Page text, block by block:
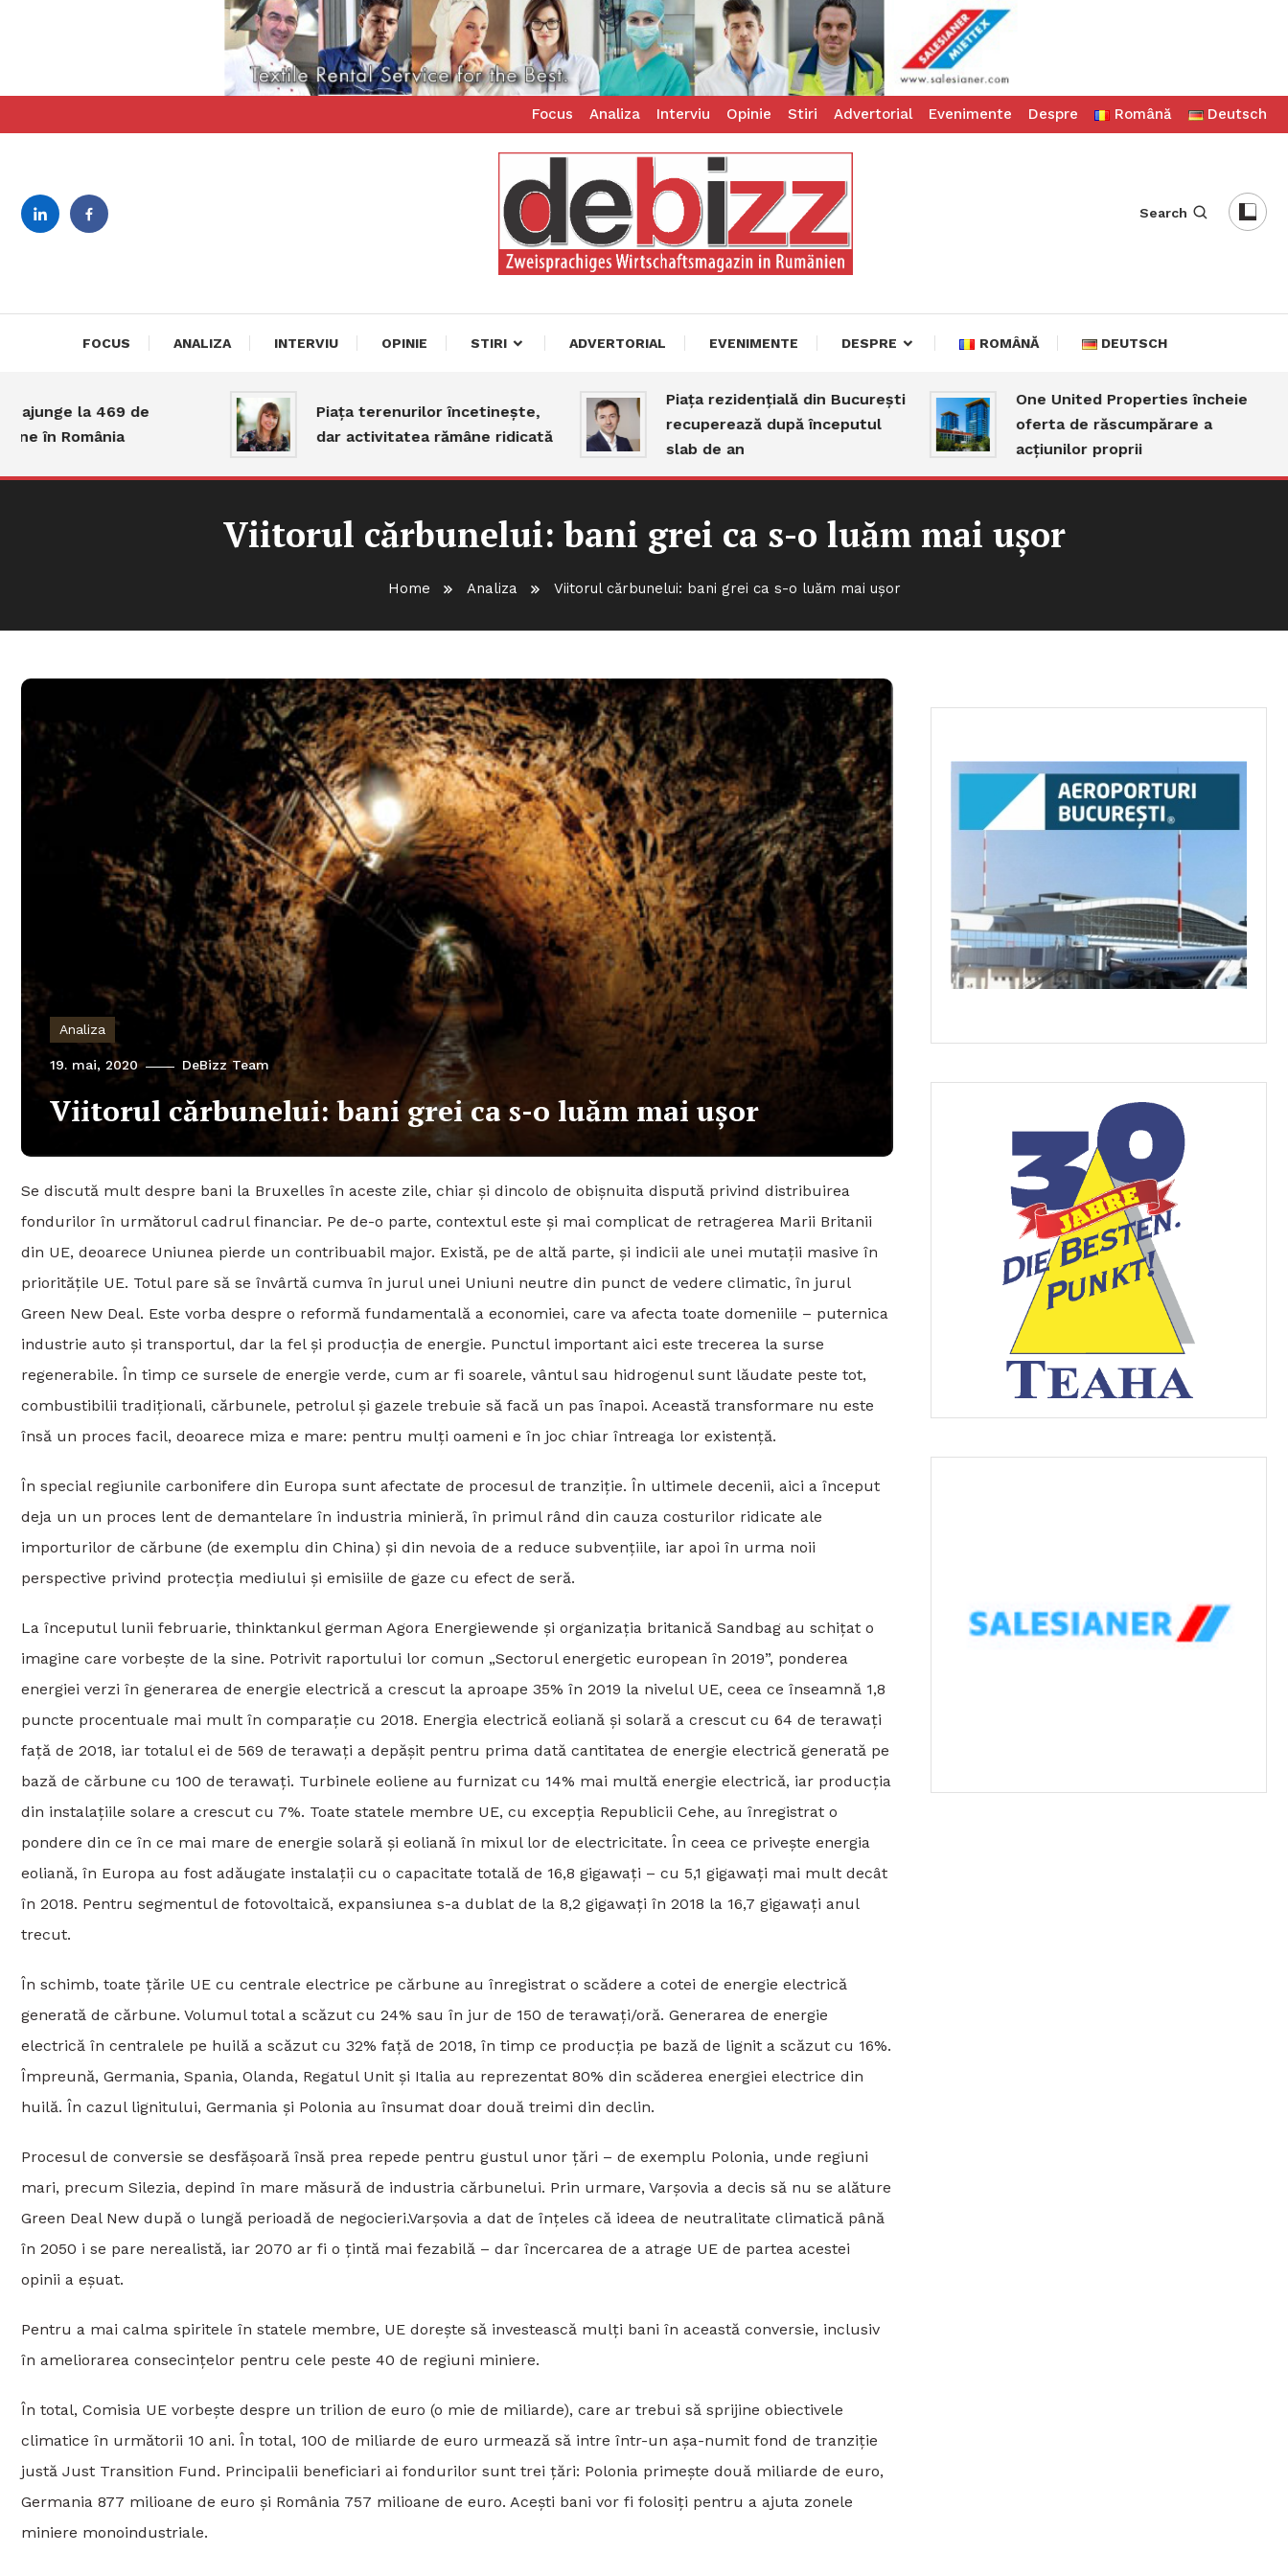
To
Focus Analiza Interviu Opinie Stiri Advertorial Evenimente Despre Română Deutsch
DeBizz
Search
FOCUS ANALIZA INTERVIU OPINIE STIRI ADVERTORIAL EVENIMENTE DESPRE ROMÂNĂ DEUTSCH
la 469 de
România
Piața terenurilor încetinește,
dar activitatea rămâne ridicată
Piața rezidențială din București
recuperează după începutul
slab de an
One United Properties încheie
oferta de răscumpărare a
acțiunilor proprii
Viitorul cărbunelui: bani grei ca s-o luăm mai ușor
Home Analiza Viitorul cărbunelui: bani grei ca s-o luăm mai ușor
Analiza
19. mai, 2020 DeBizz Team
Viitorul cărbunelui: bani grei ca s-o luăm mai ușor
Se discută mult despre bani la Bruxelles în aceste zile, chiar și dincolo de obișnuita dispută privind distribuirea
fondurilor în următorul cadrul financiar. Pe de-o parte, contextul este și mai complicat de retragerea Marii Britanii
din UE, deoarece Uniunea pierde un contribuabil major. Există, pe de altă parte, și indicii ale unei mutații masive în
prioritățile UE. Totul pare să se învârtă cumva în jurul unei Uniuni neutre din punct de vedere climatic, în jurul
Green New Deal. Este vorba despre o reformă fundamentală a economiei, care va afecta toate domeniile – puternica
industrie auto și transportul, dar la fel și producția de energie. Punctul important aici este trecerea la surse
regenerabile. În timp ce sursele de energie verde, cum ar fi soarele, vântul sau hidrogenul sunt lăudate peste tot,
combustibilii tradiționali, cărbunele, petrolul și gazele trebuie să facă un pas înapoi. Această transformare nu este
însă un proces facil, deoarece miza e mare: pentru mulți oameni e în joc chiar întreaga lor existență.
În special regiunile carbonifere din Europa sunt afectate de procesul de tranziție. În ultimele decenii, aici a început
deja un un proces lent de demantelare în industria minieră, în primul rând din cauza costurilor ridicate ale
importurilor de cărbune (de exemplu din China) și din nevoia de a reduce subvențiile, iar apoi în urma noii
perspective privind protecția mediului și emisiile de gaze cu efect de seră.
La începutul lunii februarie, thinktankul german Agora Energiewende și organizația britanică Sandbag au schițat o
imagine care vorbește de la sine. Potrivit raportului lor comun „Sectorul energetic european în 2019”, ponderea
energiei verzi în generarea de energie electrică a crescut la aproape 35% în 2019 la nivelul UE, ceea ce înseamnă 1,8
puncte procentuale mai mult în comparație cu 2018. Energia electrică eoliană și solară a crescut cu 64 de terawați
față de 2018, iar totalul ei de 569 de terawați a depășit pentru prima dată cantitatea de energie electrică generată pe
bază de cărbune cu 100 de terawați. Turbinele eoliene au furnizat cu 14% mai multă energie electrică, iar producția
din instalațiile solare a crescut cu 7%. Toate statele membre UE, cu excepția Republicii Cehe, au înregistrat o
pondere din ce în ce mai mare de energie solară și eoliană în mixul lor de electricitate. În ceea ce privește energia
eoliană, în Europa au fost adăugate instalații cu o capacitate totală de 16,8 gigawați – cu 5,1 gigawați mai mult decât
în 2018. Pentru segmentul de fotovoltaică, expansiunea s-a dublat de la 8,2 gigawați în 2018 la 16,7 gigawați anul
trecut.
În schimb, toate țările UE cu centrale electrice pe cărbune au înregistrat o scădere a cotei de energie electrică
generată de cărbune. Volumul total a scăzut cu 24% sau în jur de 150 de terawați/oră. Generarea de energie
electrică în centralele pe huilă a scăzut cu 32% față de 2018, în timp ce producția pe bază de lignit a scăzut cu 16%.
Împreună, Germania, Spania, Olanda, Regatul Unit și Italia au reprezentat 80% din scăderea energiei electrice din
huilă. În cazul lignitului, Germania și Polonia au însumat doar două treimi din declin.
Procesul de conversie se desfășoară însă prea repede pentru gustul unor țări – de exemplu Polonia, unde regiuni
mari, precum Silezia, depind în mare măsură de industria cărbunelui. Prin urmare, Varșovia a decis să nu se alăture
Green Deal New după o lungă perioadă de negocieri.Varșovia a dat de înțeles că ideea de neutralitate climatică până
în 2050 i se pare nerealistă, iar 2070 ar fi o țintă mai fezabilă – dar încercarea de a atrage UE de partea acestei
opinii a eșuat.
Pentru a mai calma spiritele în statele membre, UE dorește să investească mulți bani în această conversie, inclusiv
în ameliorarea consecințelor pentru cele peste 40 de regiuni miniere.
În total, Comisia UE vorbește despre un trilion de euro (o mie de miliarde), care ar trebui să sprijine obiectivele
climatice în următorii 10 ani. În total, 100 de miliarde de euro urmează să intre într-un așa-numit fond de tranziție
justă Just Transition Fund. Principalii beneficiari ai fondurilor sunt trei țări: Polonia primește două miliarde de euro,
Germania 877 milioane de euro și România 757 milioane de euro. Acești bani vor fi folosiți pentru a ajuta zonele
miniere monoindustriale.